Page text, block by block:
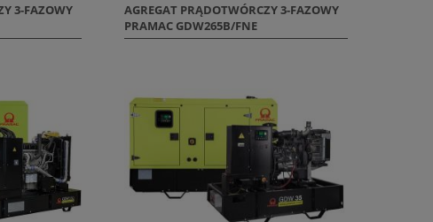
3-FAZOWY
AGREGAT PRĄDOTWÓRCZY 3-FAZOWY
PRAMAC GDW265B/FNE